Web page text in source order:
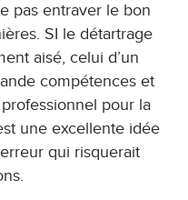
pas entraver le bon
SI le détartrage
aisé, celui d’un
compétences et
pour la
une excellente idée
qui risquerait